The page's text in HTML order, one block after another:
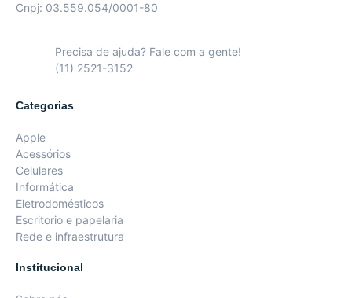
Cnpj: 03.559.054/0001-80
Precisa de ajuda? Fale com a gente!
(11) 2521-3152
Categorias
Apple
Acessórios
Celulares
Informática
Eletrodomésticos
Escritorio e papelaria
Rede e infraestrutura
Institucional